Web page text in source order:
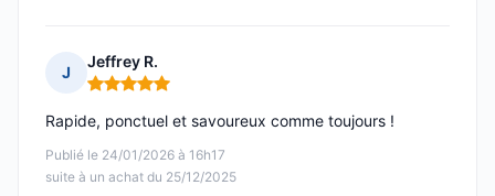
J
Jeffrey R.
Note : 5 sur 5
Publié le 24/01/2026 à 16h17
suite à un achat du 25/12/2025
Rapide, ponctuel et savoureux comme toujours !